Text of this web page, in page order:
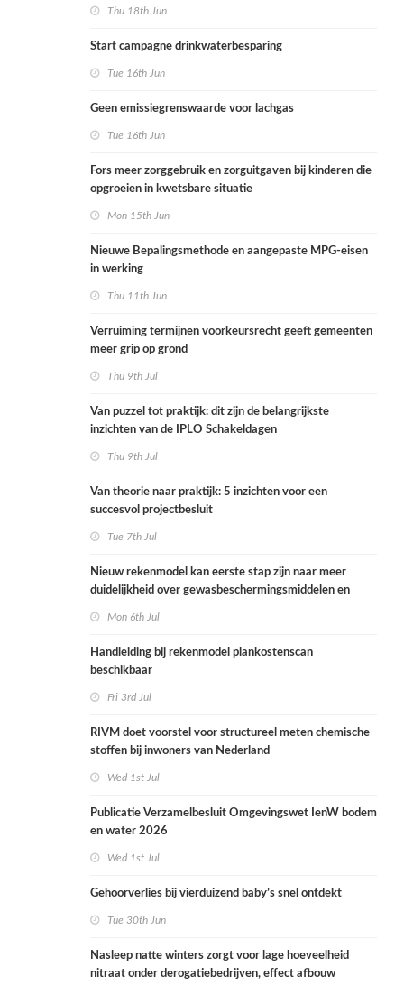
Thu 18th Jun
Start campagne drinkwaterbesparing
Tue 16th Jun
Geen emissiegrenswaarde voor lachgas
Tue 16th Jun
Fors meer zorggebruik en zorguitgaven bij kinderen die
opgroeien in kwetsbare situatie
Mon 15th Jun
Nieuwe Bepalingsmethode en aangepaste MPG-eisen
in werking
Thu 11th Jun
Verruiming termijnen voorkeursrecht geeft gemeenten
meer grip op grond
Thu 9th Jul
Van puzzel tot praktijk: dit zijn de belangrijkste
inzichten van de IPLO Schakeldagen
Thu 9th Jul
Van theorie naar praktijk: 5 inzichten voor een
succesvol projectbesluit
Tue 7th Jul
Nieuw rekenmodel kan eerste stap zijn naar meer
duidelijkheid over gewasbeschermingsmiddelen en
Mon 6th Jul
Handleiding bij rekenmodel plankostenscan
beschikbaar
Fri 3rd Jul
RIVM doet voorstel voor structureel meten chemische
stoffen bij inwoners van Nederland
Wed 1st Jul
Publicatie Verzamelbesluit Omgevingswet IenW bodem
en water 2026
Wed 1st Jul
Gehoorverlies bij vierduizend baby’s snel ontdekt
Tue 30th Jun
Nasleep natte winters zorgt voor lage hoeveelheid
nitraat onder derogatiebedrijven, effect afbouw